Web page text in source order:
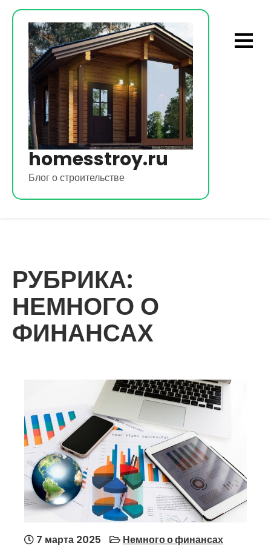
Перейти
содержимому
homesstroy.ru
Блог о строительстве
РУБРИКА:
НЕМНОГО О
ФИНАНСАХ
7 марта 2025 Немного о финансах